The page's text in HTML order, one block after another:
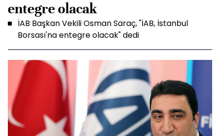
entegre olacak
İAB Başkan Vekili Osman Saraç, "İAB, İstanbul
Borsası'na entegre olacak" dedi